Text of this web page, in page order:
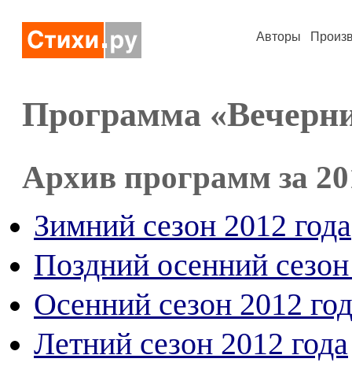
Авторы
Программа
Архив программ за
Зимний сезон 2012 года
Поздний осенний
Осенний сезон 2012
Летний сезон 2012 года